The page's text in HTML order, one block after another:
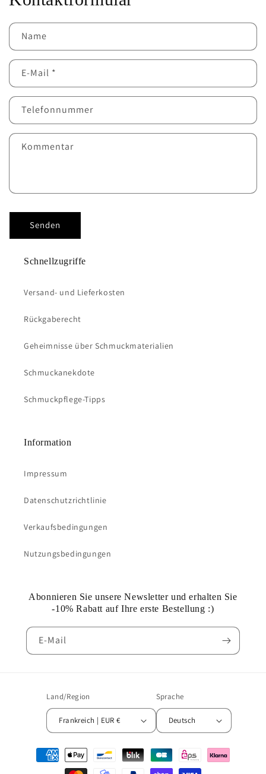
Name
E-Mail *
Telefonnummer
Kommentar
Senden
Schnellzugriffe
Versand- und Lieferkosten
Rückgaberecht
Geheimnisse über Schmuckmaterialien
Schmuckanekdote
Schmuckpflege-Tipps
Information
Impressum
Datenschutzrichtlinie
Verkaufsbedingungen
Nutzungsbedingungen
Abonnieren Sie unsere Newsletter und erhalten Sie
-10% Rabatt auf Ihre erste Bestellung :)
E-Mail
Land/Region
Frankreich | EUR €
Sprache
Deutsch
Zahlungsmethoden